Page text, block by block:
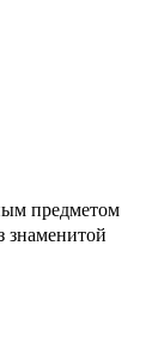
предметом
знаменитой